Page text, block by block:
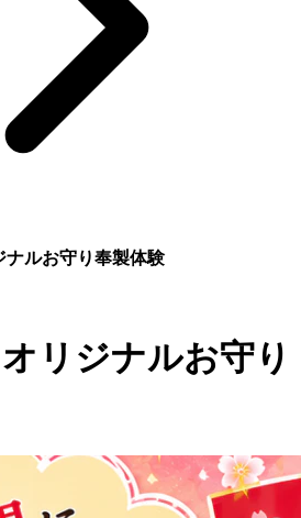
ナルお守り奉製体験
リジナルお守り